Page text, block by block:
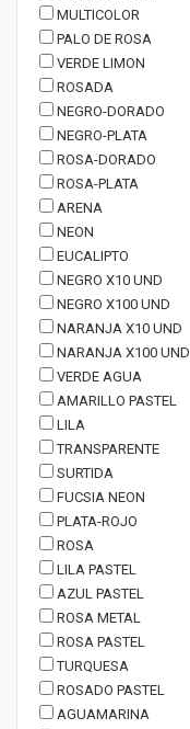
MULTICOLOR
PALO DE ROSA
VERDE LIMON
ROSADA
NEGRO-DORADO
NEGRO-PLATA
ROSA-DORADO
ROSA-PLATA
ARENA
NEON
EUCALIPTO
NEGRO X10 UND
NEGRO X100 UND
NARANJA X10 UND
NARANJA X100 UND
VERDE AGUA
AMARILLO PASTEL
LILA
TRANSPARENTE
SURTIDA
FUCSIA NEON
PLATA-ROJO
ROSA
LILA PASTEL
AZUL PASTEL
ROSA METAL
ROSA PASTEL
TURQUESA
ROSADO PASTEL
AGUAMARINA